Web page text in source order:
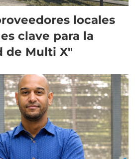
locales
clave para la
de Multi X"